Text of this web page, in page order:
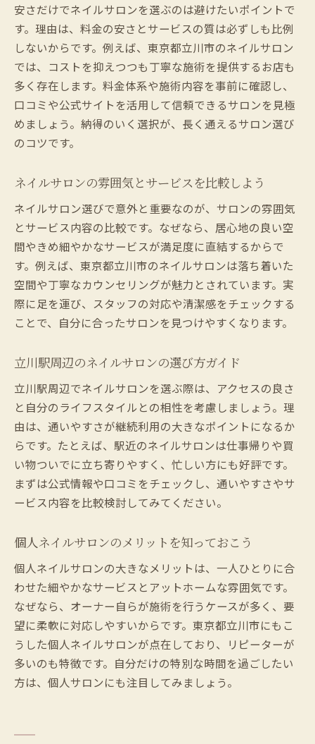
介
プロによる立川ネイルサロンの爪健康サポ
ート
立川で一押しネイルサロンを見つけるコツと選
び方
ネイルサロン選びで押さえたい最新トレン
ド
サロンの立地とアクセスでネイルサロン比
較
安いおすすめネイルサロンの賢い選び方
ネイルサロン見学で確認したいチェックポ
イント
自分に合う立川ネイルサロンの探し方
東京都立川市のネイルサロンで自分らしいデザ
インを楽しむ
方
パラジェルを使った人気デザインを楽しむ
コツ
立川人気ネイルサロンで話題のアート体験
季節感あるデザイン提案が得意なネイルサ
ロン
ネイルサロンでデザイン相談する際のポイ
ント
個人サロンでこだわりデザインを実現する
立川エリアのネイルサロン体験がもたらすメリ
ット紹介
ネイルサロン利用で日常に彩りをプラスし
よう
安いネイルサロン体験で得られる満足度と
は
安さだけでネイルサロンを選ぶのは避けたいポイントで
す。理由は、料金の安さとサービスの質は必ずしも比例
しないからです。例えば、東京都立川市のネイルサロン
では、コストを抑えつつも丁寧な施術を提供するお店も
多く存在します。料金体系や施術内容を事前に確認し、
口コミや公式サイトを活用して信頼できるサロンを見極
めましょう。納得のいく選択が、長く通えるサロン選び
のコツです。
ネイルサロンの雰囲気とサービスを比較しよう
ネイルサロン選びで意外と重要なのが、サロンの雰囲気
とサービス内容の比較です。なぜなら、居心地の良い空
間やきめ細やかなサービスが満足度に直結するからで
す。例えば、東京都立川市のネイルサロンは落ち着いた
空間や丁寧なカウンセリングが魅力とされています。実
際に足を運び、スタッフの対応や清潔感をチェックする
ことで、自分に合ったサロンを見つけやすくなります。
立川駅周辺のネイルサロンの選び方ガイド
立川駅周辺でネイルサロンを選ぶ際は、アクセスの良さ
と自分のライフスタイルとの相性を考慮しましょう。理
由は、通いやすさが継続利用の大きなポイントになるか
らです。たとえば、駅近のネイルサロンは仕事帰りや買
い物ついでに立ち寄りやすく、忙しい方にも好評です。
まずは公式情報や口コミをチェックし、通いやすさやサ
ービス内容を比較検討してみてください。
個人ネイルサロンのメリットを知っておこう
個人ネイルサロンの大きなメリットは、一人ひとりに合
わせた細やかなサービスとアットホームな雰囲気です。
なぜなら、オーナー自らが施術を行うケースが多く、要
望に柔軟に対応しやすいからです。東京都立川市にもこ
うした個人ネイルサロンが点在しており、リピーターが
多いのも特徴です。自分だけの特別な時間を過ごしたい
方は、個人サロンにも注目してみましょう。